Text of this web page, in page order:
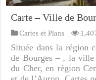
Carte – Ville de
Cartes et Plans
Située dans la région
de Bourges – , la ville
du Cher, en région